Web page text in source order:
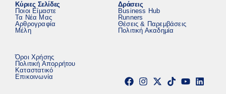
Κύριες Σελίδες
Ποιοι Είμαστε
Τα Νέα Μας
Αρθρογραφία
Μέλη
Δράσεις
Business Hub
Runners
Θέσεις & Παρεμβάσεις
Πολιτική Ακαδημία
Όροι Χρήσης
Πολιτική Απορρήτου
Καταστατικό
Επικοινωνία